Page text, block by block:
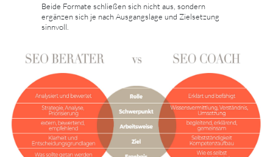
Beide Formate schließen sich nicht aus, sondern
ergänzen sich je nach Ausgangslage und Zielsetzung
sinnvoll.